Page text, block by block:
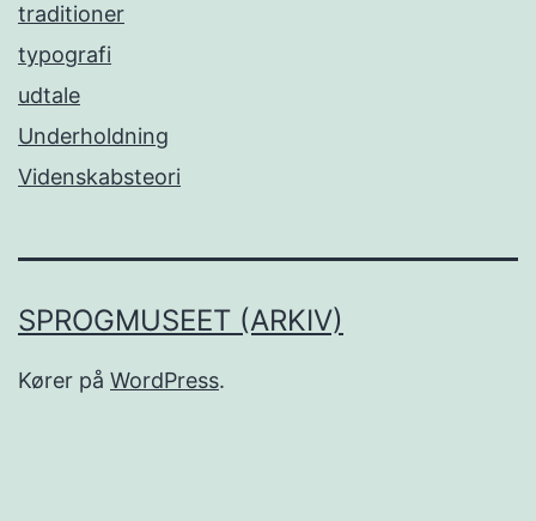
traditioner
typografi
udtale
Underholdning
Videnskabsteori
SPROGMUSEET (ARKIV)
Kører på WordPress.